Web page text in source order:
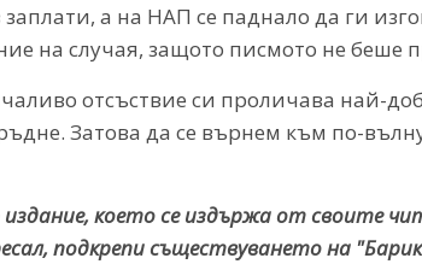
а на НАП се паднало да ги
на случая, защото писмото не беше
отсъствие си проличава най-
Затова да се върнем към по-
издание, което се издържа от своите
подкрепи съществуването на